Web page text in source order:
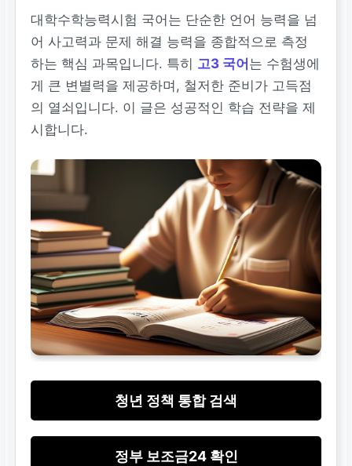
대학수학능력시험 국어는 단순한 언어 능력을 넘
어 사고력과 문제 해결 능력을 종합적으로 측정
하는 핵심 과목입니다. 특히 고3 국어 는 수험생에
게 큰 변별력을 제공하며, 철저한 준비가 고득점
의 열쇠입니다. 이 글은 성공적인 학습 전략을 제
시합니다.
청년 정책 통합 검색
정부 보조금24 확인